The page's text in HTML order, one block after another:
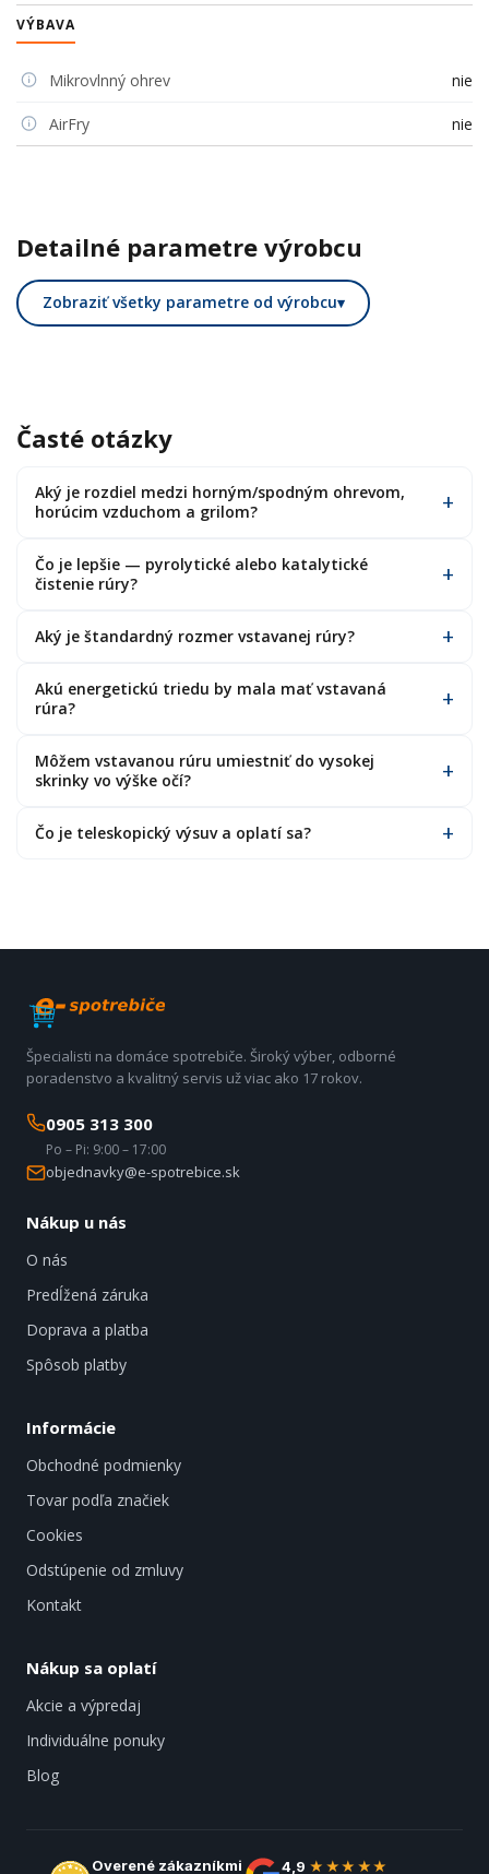
VÝBAVA
Mikrovlnný ohrev nie
AirFry nie
Detailné parametre výrobcu
Zobraziť všetky parametre od výrobcu▾
Časté otázky
Aký je rozdiel medzi horným/spodným ohrevom,
horúcim vzduchom a grilom?
Čo je lepšie — pyrolytické alebo katalytické
čistenie rúry?
Aký je štandardný rozmer vstavanej rúry?
Akú energetickú triedu by mala mať vstavaná
rúra?
Môžem vstavanou rúru umiestniť do vysokej
skrinky vo výške očí?
Čo je teleskopický výsuv a oplatí sa?
Špecialisti na domáce spotrebiče. Široký výber, odborné
poradenstvo a kvalitný servis už viac ako 17 rokov.
0905 313 300
Po – Pi: 9:00 – 17:00
objednavky@e-spotrebice.sk
Nákup u nás
O nás
Predĺžená záruka
Doprava a platba
Spôsob platby
Informácie
Obchodné podmienky
Tovar podľa značiek
Cookies
Odstúpenie od zmluvy
Kontakt
Nákup sa oplatí
Akcie a výpredaj
Individuálne ponuky
Blog
Overené zákazníkmi 4,9 ★★★★★